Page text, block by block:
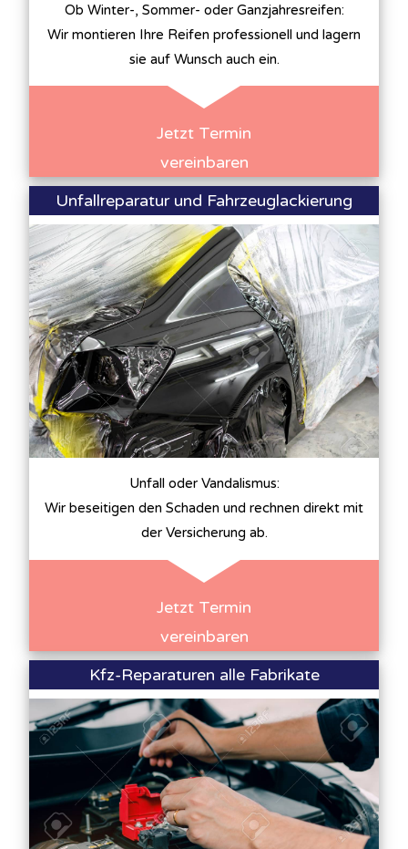
Ob Winter-, Sommer- oder Ganzjahresreifen:
Wir montieren Ihre Reifen professionell und lagern
sie auf Wunsch auch ein.
Jetzt Termin
vereinbaren
Unfallreparatur und Fahrzeuglackierung
Unfall oder Vandalismus:
Wir beseitigen den Schaden und rechnen direkt mit
der Versicherung ab.
Jetzt Termin
vereinbaren
Kfz-Reparaturen alle Fabrikate